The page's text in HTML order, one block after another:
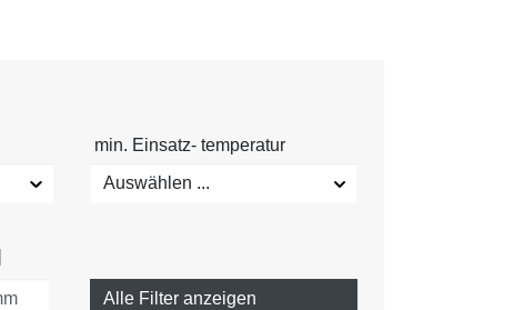
min. Einsatz- temperatur
Auswählen ...
Alle Filter anzeigen